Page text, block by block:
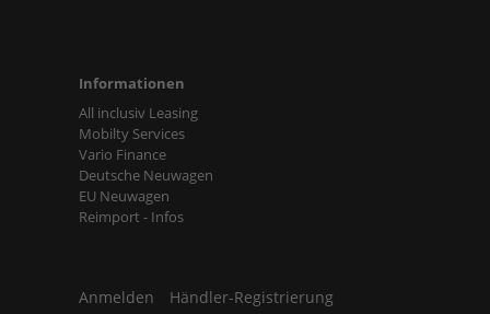
Informationen
All inclusiv Leasing
Mobilty Services
Vario Finance
Deutsche Neuwagen
EU Neuwagen
Reimport - Infos
Anmelden
Händler-Registrierung